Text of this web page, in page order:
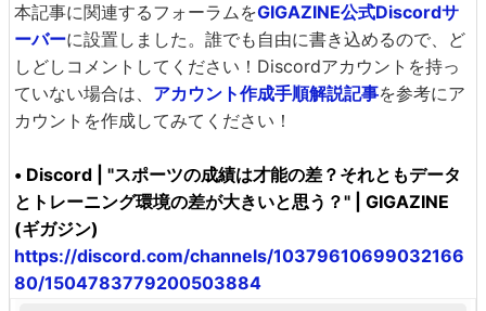
本記事に関連するフォーラムをGIGAZINE公式Discordサ
ーバーに設置しました。誰でも自由に書き込めるので、ど
しどしコメントしてください！Discordアカウントを持っ
ていない場合は、 アカウント作成手順解説記事を参考にア
カウントを作成してみてください！
• Discord | "スポーツの成績は才能の差？それともデータ
とトレーニング環境の差が大きいと思う？" | GIGAZINE
(ギガジン)
https://discord.com/channels/10379610699032166
80/1504783779200503884